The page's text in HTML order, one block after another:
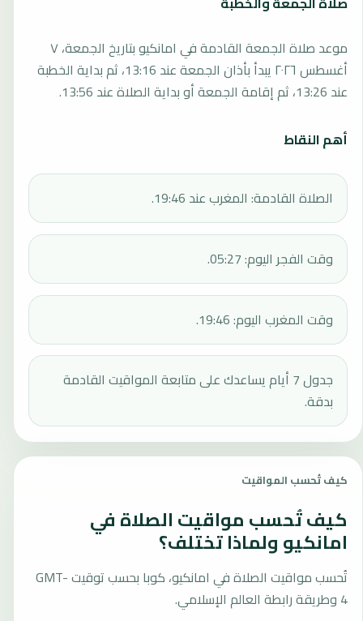
موعد صلاة الجمعة القادمة في امانكيو بتاريخ الجمعة، ٧
أغسطس ٢٠٢٦ يبدأ بأذان الجمعة عند 13:16، ثم بداية الخطبة
عند 13:26، ثم إقامة الجمعة أو بداية الصلاة عند 13:56.
أهم النقاط
الصلاة القادمة: المغرب عند 19:46.
وقت الفجر اليوم: 05:27.
وقت المغرب اليوم: 19:46.
جدول 7 أيام يساعدك على متابعة المواقيت القادمة
بدقة.
كيف تُحسب المواقيت
كيف تُحسب مواقيت الصلاة في
امانكيو ولماذا تختلف؟
تُحسب مواقيت الصلاة في امانكيو، كوبا بحسب توقيت GMT-
4 وطريقة رابطة العالم الإسلامي.